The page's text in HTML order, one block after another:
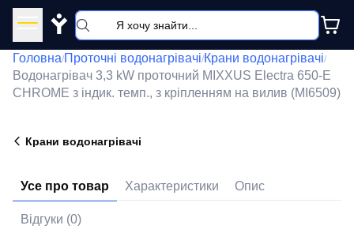
Y
Головна/Проточні водонагрівачі/Крани водонагрівачі/
Водонагрівач 3,3 kW проточний MIXXUS Electra 650-E
CHROME з індик. темп., з кріпленням на вилив (MI6509)
Крани водонагрівачі
Усе про товар Характеристики Опис
Відгуки (0)